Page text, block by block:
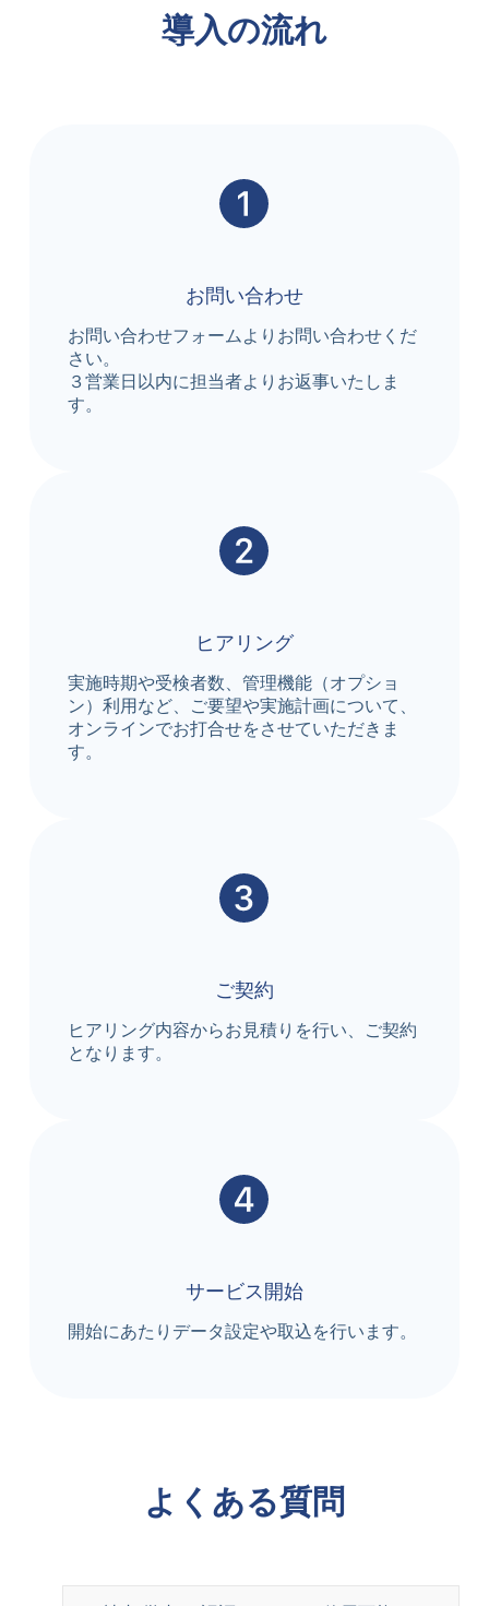
導入の流れ
お問い合わせ
お問い合わせフォームよりお問い合わせくだ
さい。
３営業日以内に担当者よりお返事いたしま
す。
ヒアリング
実施時期や受検者数、管理機能（オプショ
ン）利用など、ご要望や実施計画について、
オンラインでお打合せをさせていただきま
す。
ご契約
ヒアリング内容からお見積りを行い、ご契約
となります。
サービス開始
開始にあたりデータ設定や取込を行います。
よくある質問